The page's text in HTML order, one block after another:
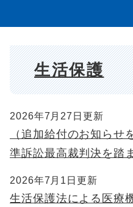
生活保護
2026年7月27日更新
（追加給付のお知ら
準訴訟最高裁判決を踏
2026年7月1日更新
生活保護法による医療